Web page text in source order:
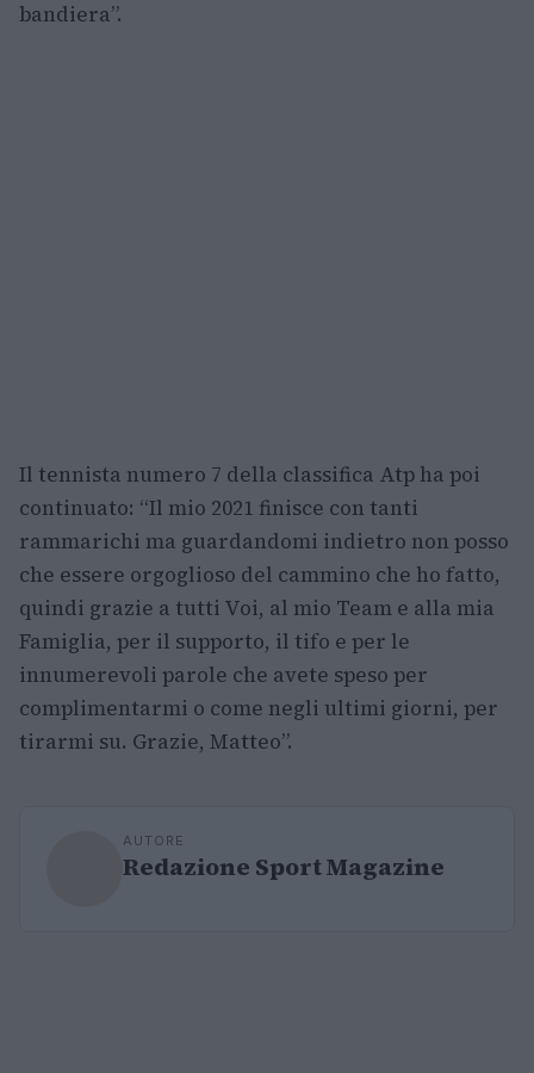
bandiera”.
Il tennista numero 7 della classifica Atp ha poi
continuato: “Il mio 2021 finisce con tanti
rammarichi ma guardandomi indietro non posso
che essere orgoglioso del cammino che ho fatto,
quindi grazie a tutti Voi, al mio Team e alla mia
Famiglia, per il supporto, il tifo e per le
innumerevoli parole che avete speso per
complimentarmi o come negli ultimi giorni, per
tirarmi su. Grazie, Matteo”.
AUTORE
Redazione Sport Magazine